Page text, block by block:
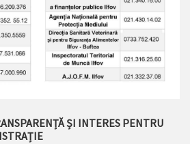
ȘI INTERES PENTRU